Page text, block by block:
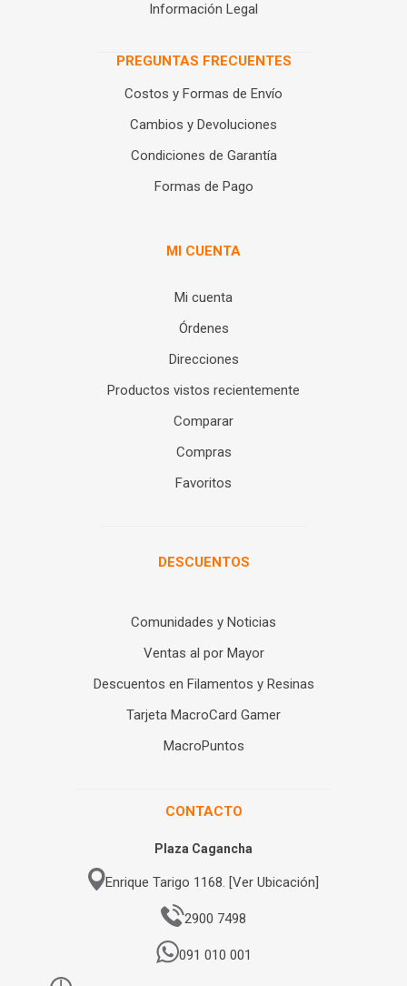
Información Legal
PREGUNTAS FRECUENTES
Costos y Formas de Envío
Cambios y Devoluciones
Condiciones de Garantía
Formas de Pago
MI CUENTA
Mi cuenta
Órdenes
Direcciones
Productos vistos recientemente
Comparar
Compras
Favoritos
DESCUENTOS
Comunidades y Noticias
Ventas al por Mayor
Descuentos en Filamentos y Resinas
Tarjeta MacroCard Gamer
MacroPuntos
CONTACTO
Plaza Cagancha
Enrique Tarigo 1168. [Ver Ubicación]
2900 7498
091 010 001